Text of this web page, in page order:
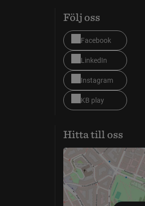
Följ oss
Facebook
LinkedIn
Instagram
KB play
Hitta till oss